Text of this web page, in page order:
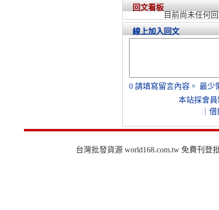
回文看板
目前尚未任何
線上加入回文
0 請填寫留言內容。 最少
本站採會員
借
台灣批發貨源 world168.com.tw 免費刊登